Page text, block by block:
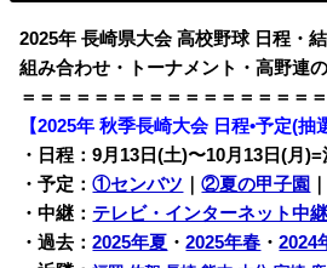
2025年 長崎県大会 高校野球 日程・
組み合わせ・トーナメント・高野連
＝＝＝＝＝＝＝＝＝＝＝＝＝＝＝＝
【2025年 秋季長崎大会 日程•予定(抽
・日程：9月13日(土)〜10月13日(月
・予定：①センバツ ｜②夏の甲子園
・中継： テレビ・インターネット中
・過去：2025年夏 ・2025年春 ・2024